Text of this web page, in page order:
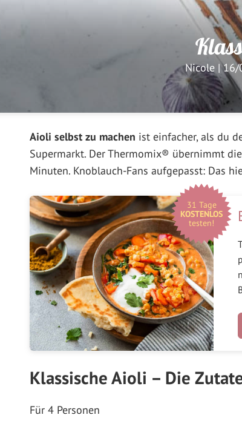
Nicole|16/
Aioli selbst zu machen ist einfacher, als du
Supermarkt. Der Thermomix® übernimmt
Minuten. Knoblauch-Fans aufgepasst: Das
31 Tage
KOSTENLOS
testen!
Klassische Aioli – Die
Für 4 Personen